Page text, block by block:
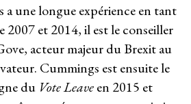
une longue expérience en tant
2007 et 2014, il est le conseiller
acteur majeur du Brexit au
Cummings est ensuite le
du VoteLeaveen 2015 et